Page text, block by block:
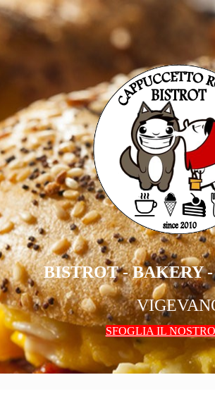
BISTROT - BAKERY
SFOGLIA IL